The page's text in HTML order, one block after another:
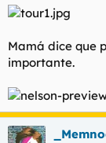
Mamá dice que
importante.